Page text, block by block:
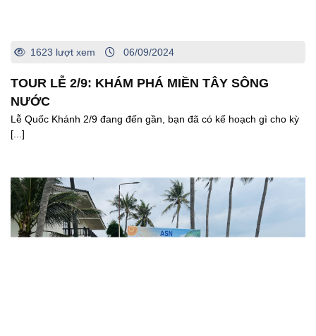
1623 lượt xem 06/09/2024
TOUR LỄ 2/9: KHÁM PHÁ MIỀN TÂY SÔNG
NƯỚC
Lễ Quốc Khánh 2/9 đang đến gần, bạn đã có kế hoạch gì cho kỳ
[...]